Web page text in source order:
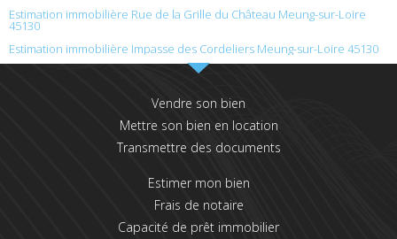
Estimation immobilière Rue de la Grille du Château Meung-sur-Loire
45130
Estimation immobilière Impasse des Cordeliers Meung-sur-Loire 45130
Vendre son bien
Mettre son bien en location
Transmettre des documents
Estimer mon bien
Frais de notaire
Capacité de prêt immobilier